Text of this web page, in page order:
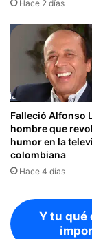
Hace 2 días
Falleció Alfonso
hombre que
humor en la
colombiana
Hace 4 días
Y tu qué